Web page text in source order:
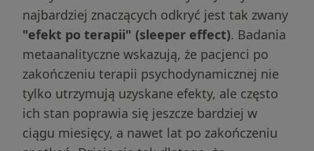
najbardziej znaczących odkryć jest tak zwany
"efekt po terapii" (sleeper effect). Badania
metaanalityczne wskazują, że pacjenci po
zakończeniu terapii psychodynamicznej nie
tylko utrzymują uzyskane efekty, ale często
ich stan poprawia się jeszcze bardziej w
ciągu miesięcy, a nawet lat po zakończeniu